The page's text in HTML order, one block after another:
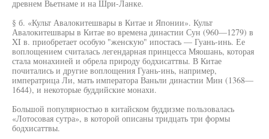
древнем Вьетнаме и на Шри-Ланке.
§ б. «Культ Авалокитешвары в Китае и Японии». Культ
Авалокитешвары в Китае во времена династии Сун (960—1279) в
XI в. приобретает особую "женскую" ипостась — Гуань-инь. Ее
воплощением считалась легендарная принцесса Мяошань, которая
стала монахиней и обрела природу бодхисаттвы. В Китае
почитались и другие воплощения Гуань-инь, например,
императрица Ли, мать императора Ваньли династии Мин (1368—
1644), и некоторые буддийские монахи.
Большой популярностью в китайском буддизме пользовалась
«Лотосовая сутра», в которой описаны тридцать три формы
бодхисаттвы.